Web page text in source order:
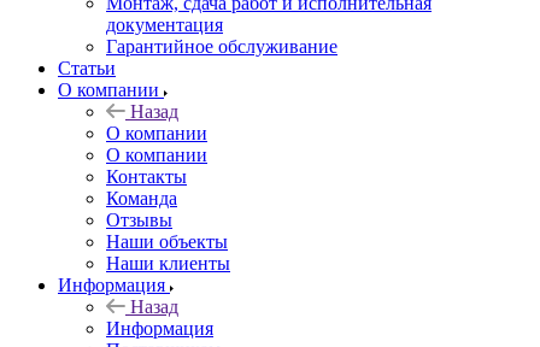
документация
Гарантийное обслуживание
Статьи
О компании
Назад
О компании
О компании
Контакты
Команда
Отзывы
Наши объекты
Наши клиенты
Информация
Назад
Информация